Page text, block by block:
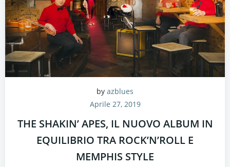
by azblues
Aprile 27, 2019
THE SHAKIN’ APES, IL NUOVO ALBUM IN
EQUILIBRIO TRA ROCK’N’ROLL E
MEMPHIS STYLE